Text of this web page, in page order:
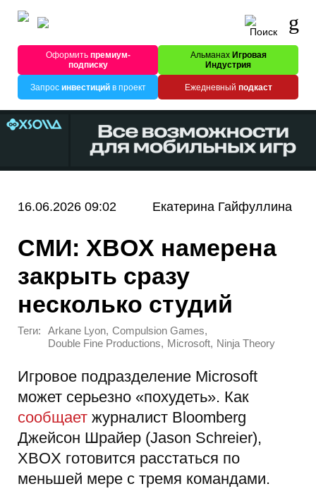
Оформитьпремиум-
подписку
Альманах Игровая
Индустрия
Запрос инвестицийв проект Ежедневный подкаст
16.06.2026 09:02 Екатерина Гайфуллина
СМИ: XBOX намерена
закрыть сразу
несколько студий
Теги: Arkane Lyon, Compulsion Games,
Double Fine Productions, Microsoft, Ninja Theory
Игровое подразделение Microsoft
может серьезно «похудеть». Как
сообщает журналист Bloomberg
Джейсон Шрайер (Jason Schreier),
XBOX готовится расстаться по
меньшей мере с тремя командами.